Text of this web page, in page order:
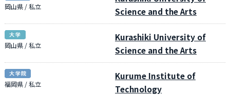
岡山県 / 私立
Science and the Arts
岡山県 / 私立
Kurashiki University of
Science and the Arts
福岡県 / 私立
Kurume Institute of
Technology